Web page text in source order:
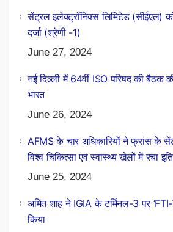
सेंट्रल इलेक्ट्रॉनिक्स लिमिटेड (सीईएल) को
दर्जा (श्रेणी -1)
June 27, 2024
नई दिल्ली में 64वीं ISO परिषद की बैठक
भारत
June 26, 2024
AFMS के चार अधिकारियों ने फ्रांस के
विश्व चिकित्सा एवं स्वास्थ्य खेलों में रचा
June 25, 2024
अमित शाह ने IGIA के टर्मिनल-3 पर
किया